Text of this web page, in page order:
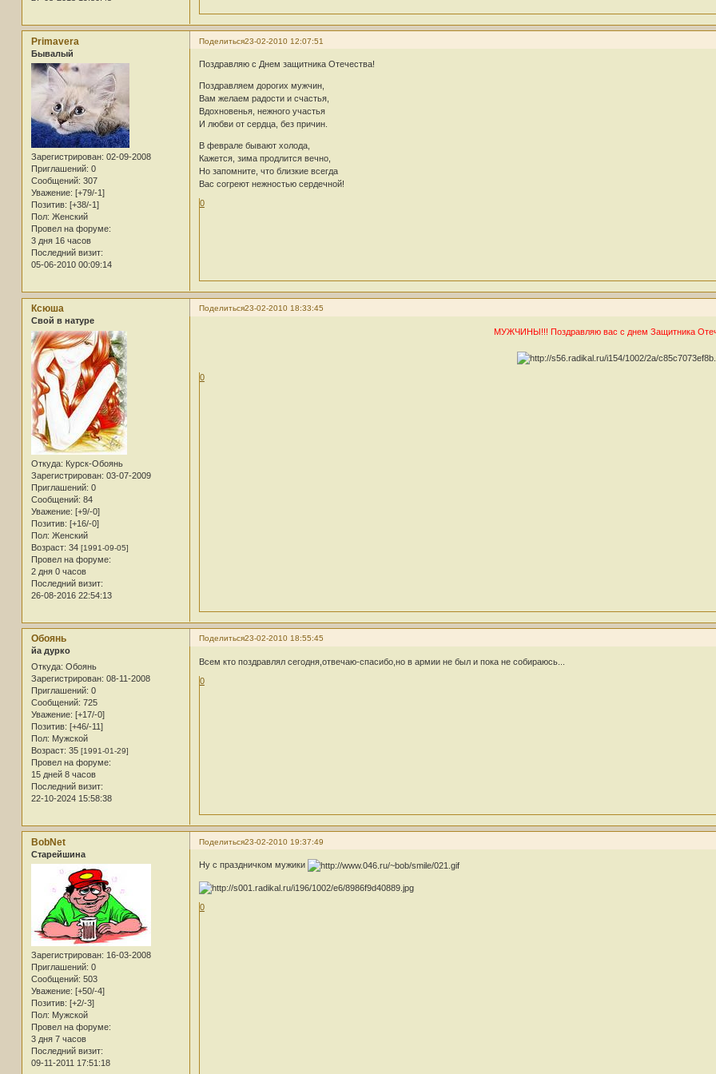
Поделиться23-02-2010 12:07:51
Primavera
Бывалый
Зарегистрирован: 02-09-2008
Приглашений: 0
Сообщений: 307
Уважение: [+79/-1]
Позитив: [+38/-1]
Пол: Женский
Провел на форуме:
3 дня 16 часов
Последний визит:
05-06-2010 00:09:14
Поздравляю с Днем защитника Отечества!
Поздравляем дорогих мужчин,
Вам желаем радости и счастья,
Вдохновенья, нежного участья
И любви от сердца, без причин.
В феврале бывают холода,
Кажется, зима продлится вечно,
Но запомните, что близкие всегда
Вас согреют нежностью сердечной!
0
Поделиться23-02-2010 18:33:45
Ксюша
Свой в натуре
Откуда: Курск-Обоянь
Зарегистрирован: 03-07-2009
Приглашений: 0
Сообщений: 84
Уважение: [+9/-0]
Позитив: [+16/-0]
Пол: Женский
Возраст: 34 [1991-09-05]
Провел на форуме:
2 дня 0 часов
Последний визит:
26-08-2016 22:54:13
МУЖЧИНЫ!!! Поздравляю вас с днем Защитника
0
Поделиться23-02-2010 18:55:45
Обоянь
йа дурко
Откуда: Обоянь
Зарегистрирован: 08-11-2008
Приглашений: 0
Сообщений: 725
Уважение: [+17/-0]
Позитив: [+46/-11]
Пол: Мужской
Возраст: 35 [1991-01-29]
Провел на форуме:
15 дней 8 часов
Последний визит:
22-10-2024 15:58:38
Всем кто поздравлял сегодня,отвечаю-спасибо,но в армии не был и пока не собираюсь...
0
Поделиться23-02-2010 19:37:49
BobNet
Старейшина
Зарегистрирован: 16-03-2008
Приглашений: 0
Сообщений: 503
Уважение: [+50/-4]
Позитив: [+2/-3]
Пол: Мужской
Провел на форуме:
3 дня 7 часов
Последний визит:
09-11-2011 17:51:18
Ну с праздничком мужики
0